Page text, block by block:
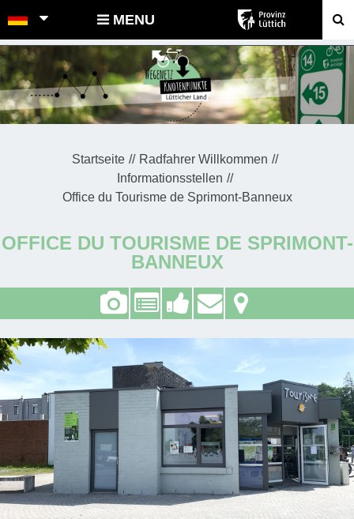
POINTS-NOEUDS MENU
Startseite
Radfahrer Willkommen
Informationsstellen
Office du Tourisme de Sprimont-Banneux
OFFICE DU TOURISME DE SPRIMONT-
BANNEUX